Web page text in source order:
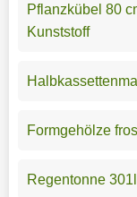
Pflanzkübel 80
Kunststoff
Formgehölze
Regentonne